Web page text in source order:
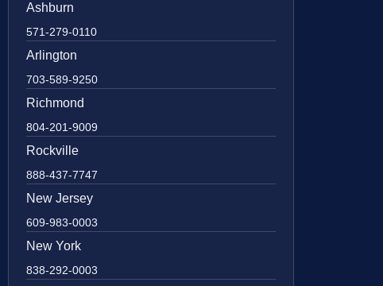
Ashburn
571-279-0110
Arlington
703-589-9250
Richmond
804-201-9009
Rockville
888-437-7747
New Jersey
609-983-0003
New York
838-292-0003